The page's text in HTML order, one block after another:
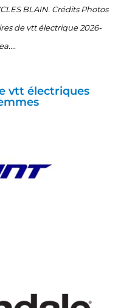
BLAIN. Crédits Photos
de vtt électrique 2026-
vtt électriques